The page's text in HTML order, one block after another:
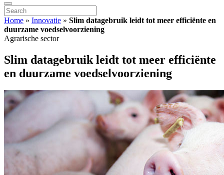
Home » Innovatie » Slim datagebruik leidt tot meer efficiënte en
duurzame voedselvoorziening
Agrarische sector
Slim datagebruik leidt tot meer efficiënte
en duurzame voedselvoorziening